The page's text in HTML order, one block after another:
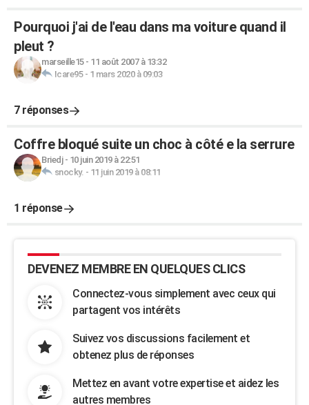
Pourquoi j'ai de l'eau dans ma voiture quand il
pleut ?
marseille15- 11 août 2007 à 13:32
Icare95- 1 mars 2020 à 09:03
7 réponses
Coffre bloqué suite un choc à côté e la serrure
Briedj- 10 juin 2019 à 22:51
snocky. - 11 juin 2019 à 08:11
1 réponse
DEVENEZ MEMBRE EN QUELQUES CLICS
Connectez-vous simplement avec ceux qui
partagent vos intérêts
Suivez vos discussions facilement et
obtenez plus de réponses
Mettez en avant votre expertise et aidez les
autres membres